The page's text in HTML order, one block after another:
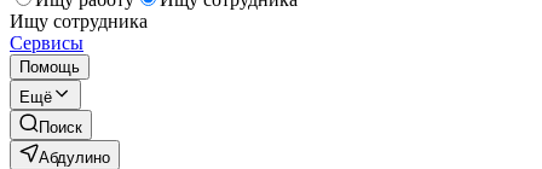
Ищу сотрудника
Сервисы
Помощь
Ещё
Поиск
Абдулино